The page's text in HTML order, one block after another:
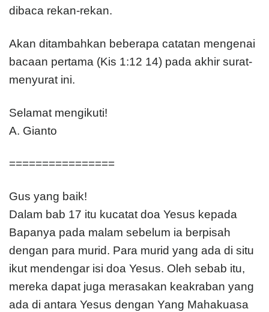
dibaca rekan-rekan.
Akan ditambahkan beberapa catatan mengenai
bacaan pertama (Kis 1:12 14) pada akhir surat-
menyurat ini.
Selamat mengikuti!
A. Gianto
================
Gus yang baik!
Dalam bab 17 itu kucatat doa Yesus kepada
Bapanya pada malam sebelum ia berpisah
dengan para murid. Para murid yang ada di situ
ikut mendengar isi doa Yesus. Oleh sebab itu,
mereka dapat juga merasakan keakraban yang
ada di antara Yesus dengan Yang Mahakuasa